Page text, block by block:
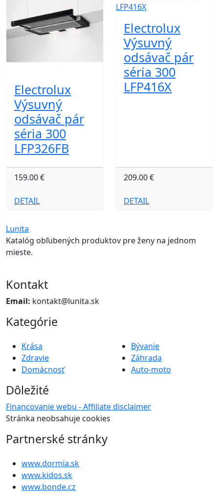
Electrolux
Výsuvný
odsávač pár
séria 300
LFP326FB
159.00 €
DETAIL
Electrolux
Výsuvný
odsávač pár
séria 300
LFP416X
209.00 €
DETAIL
Lunita
Katalóg obľubených produktov pre ženy na jednom
mieste.
Kontakt
Email: kontakt@lunita.sk
Kategórie
Krása
Zdravie
Domácnosť
Bývanie
Záhrada
Auto-moto
Dôležité
Financovanie webu - Affiliate disclaimer
Stránka neobsahuje cookies
Partnerské stránky
www.dormia.sk
www.kidos.sk
www.bonde.cz